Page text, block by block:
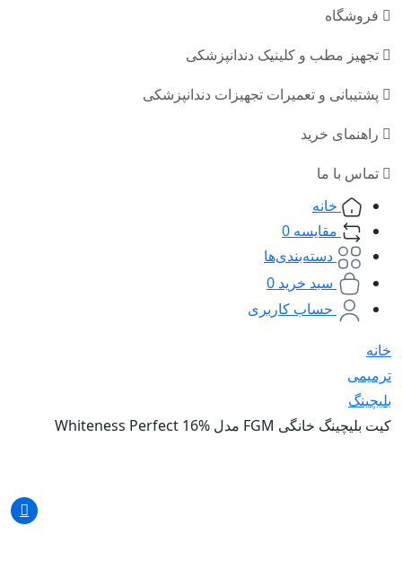
فروشگاه
تجهیز مطب و کلینیک دندانپزشکی
پشتیبانی و تعمیرات تجهیزات دندانپزشکی
راهنمای خرید
تماس با ما
خانه
مقایسه 0
دسته‌بندی‌ها
سبد خرید 0
حساب کاربری
خانه
ترمیمی
بلیچینگ
کیت بلیچینگ خانگی FGM مدل Whiteness Perfect 16%